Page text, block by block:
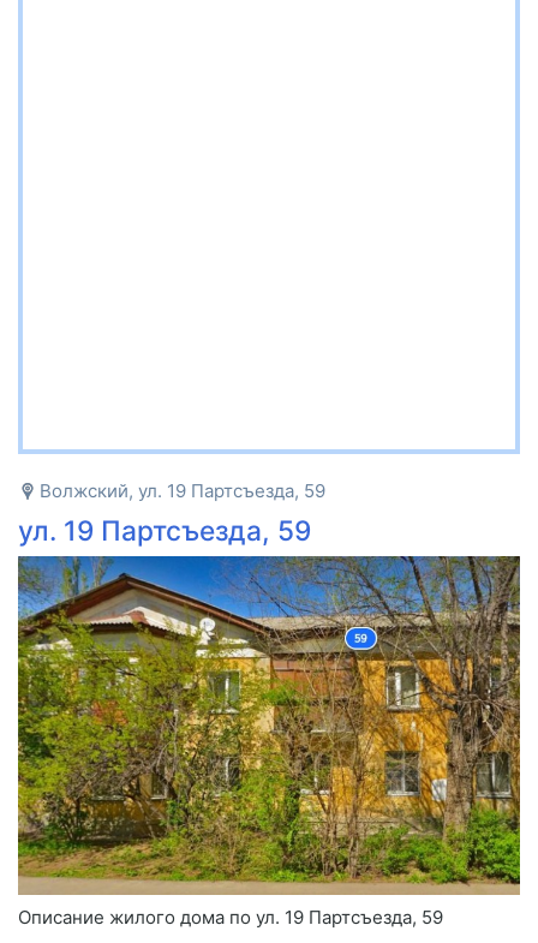
Волжский, ул. 19 Партсъезда, 59
ул. 19 Партсъезда, 59
Описание жилого дома по ул. 19 Партсъезда, 59